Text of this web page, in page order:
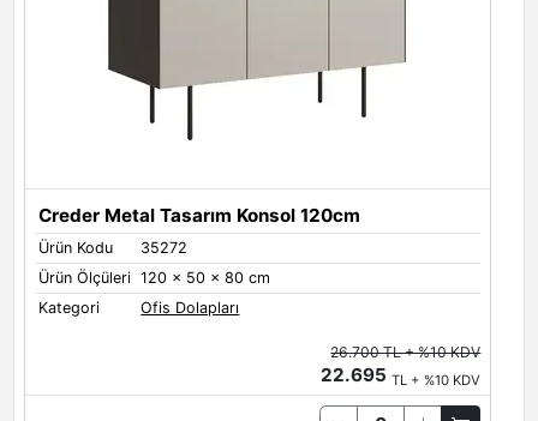
Metal Renkleri
Metal Renkleri - Gövde ve Ayaklar
Black White Grey
Creder Metal Tasarım Konsol 120cm
Ürün Kodu
35272
Ürün Ölçüleri 120 x 50 x 80 cm
Kategori
Ofis Dolapları
26.700 TL + %10 KDV
22.695TL + %10 KDV